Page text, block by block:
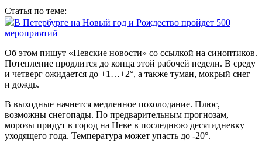
Статья по теме:
В Петербурге на Новый год и Рождество пройдет 500
мероприятий
Об этом пишут «Невские новости» со ссылкой на синоптиков.
Потепление продлится до конца этой рабочей недели. В среду
и четверг ожидается до +1…+2°, а также туман, мокрый снег
и дождь.
В выходные начнется медленное похолодание. Плюс,
возможны снегопады. По предварительным прогнозам,
морозы придут в город на Неве в последнюю десятидневку
уходящего года. Температура может упасть до -20°.